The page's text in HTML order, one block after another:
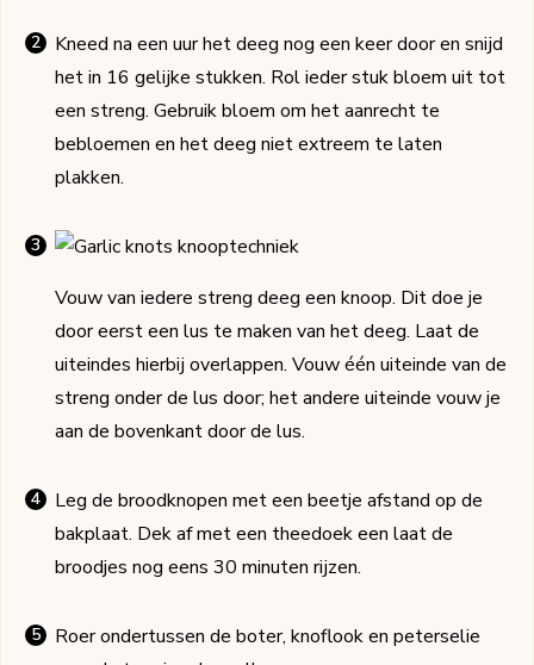
Kneed na een uur het deeg nog een keer door en snijd
het in 16 gelijke stukken. Rol ieder stuk bloem uit tot
een streng. Gebruik bloem om het aanrecht te
bebloemen en het deeg niet extreem te laten
plakken.
Vouw van iedere streng deeg een knoop. Dit doe je
door eerst een lus te maken van het deeg. Laat de
uiteindes hierbij overlappen. Vouw één uiteinde van de
streng onder de lus door; het andere uiteinde vouw je
aan de bovenkant door de lus.
Leg de broodknopen met een beetje afstand op de
bakplaat. Dek af met een theedoek een laat de
broodjes nog eens 30 minuten rijzen.
Roer ondertussen de boter, knoflook en peterselie